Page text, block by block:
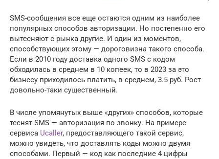
SMS-сообщения все еще остаются одним из наиболее
популярных способов авторизации. Но постепенно его
вытесняют с рынка другие. И один из моментов,
способствующих этому — дороговизна такого способа.
Если в 2010 году доставка одного SMS с кодом
обходилась в среднем в 10 копеек, то в 2023 за это
бизнесу приходилось платить, в среднем, 3.5 руб. Рост
довольно-таки существенный.
В числе упомянутых выше «других» способов, которые
теснят SMS — авторизация по звонку. На примере
сервиса Ucaller, предоставляющего такой сервис,
можно увидеть, что доставлять коды можно двумя
способами. Первый — код как последние 4 цифры